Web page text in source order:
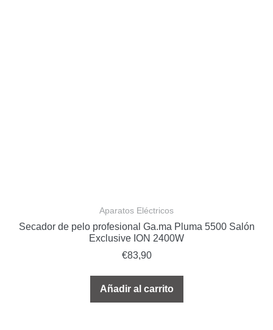
Aparatos Eléctricos
Secador de pelo profesional Ga.ma Pluma 5500 Salón
Exclusive ION 2400W
€83,90
Añadir al carrito